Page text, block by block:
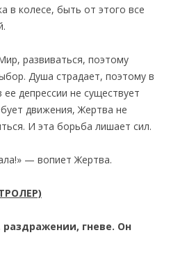
в колесе, быть от этого все
развиваться, поэтому
Душа страдает, поэтому в
депрессии не существует
движения, Жертва не
И эта борьба лишает сил.
— вопиет Жертва.
раздражении, гневе. Он